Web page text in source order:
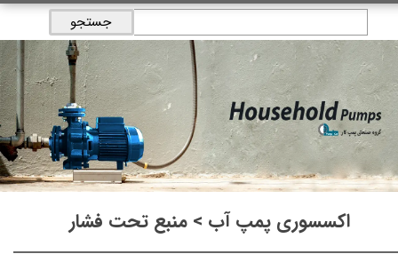
جستجو
اکسسوری پمپ آب > منبع تحت فشار